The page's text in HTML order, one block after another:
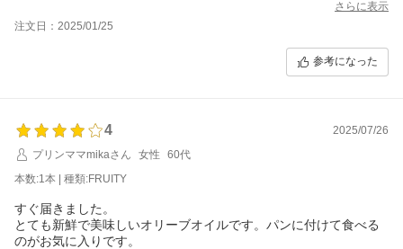
シーの方です フルーティはオリーブオイルを主張する感じ 私はそ
ちらの方が好みですがパンにつけたりそのものを味わいたいけど
す 刺すような刺激はなく上品な味わいです 間違えて小さい方を買
ってしまいましたが劣化しないうちに使いたいなら小さい方を頻
さらに表示
注文日：2025/01/25
参考になった
4
2025/07/26
プリンママmikaさん
女性
60代
本数:1本 | 種類:FRUITY
すぐ届きました。
とても新鮮で美味しいオリーブオイルです。パンに付けて食べる
のがお気に入りです。